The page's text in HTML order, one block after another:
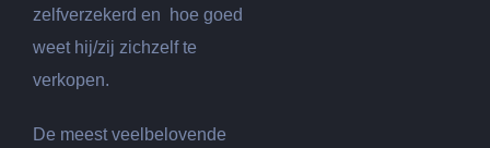
zelfverzekerd en hoe goed
weet hij/zij zichzelf te
verkopen.
De meest veelbelovende